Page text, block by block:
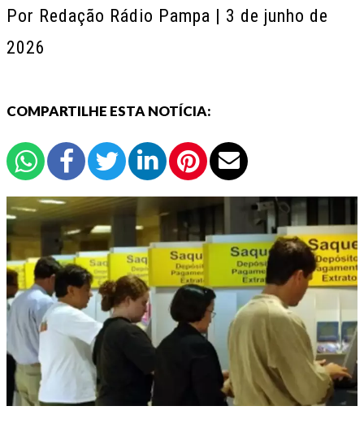
Por Redação Rádio Pampa | 3 de junho de
2026
COMPARTILHE ESTA NOTÍCIA: